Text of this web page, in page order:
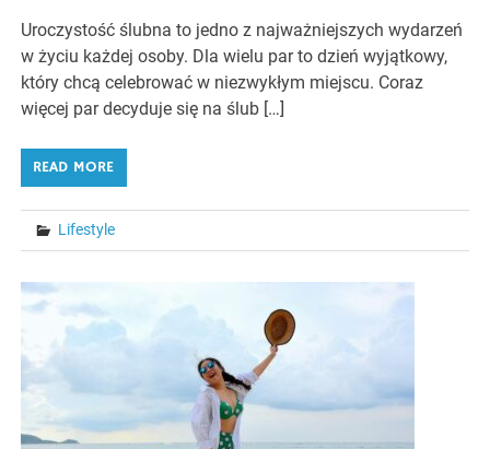
Uroczystość ślubna to jedno z najważniejszych wydarzeń
w życiu każdej osoby. Dla wielu par to dzień wyjątkowy,
który chcą celebrować w niezwykłym miejscu. Coraz
więcej par decyduje się na ślub […]
READ MORE
Lifestyle